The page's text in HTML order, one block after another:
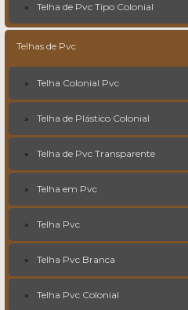
Telha de Pvc Tipo Colonial
Telhas de Pvc
Telha Colonial Pvc
Telha de Plástico Colonial
Telha de Pvc Transparente
Telha em Pvc
Telha Pvc
Telha Pvc Branca
Telha Pvc Colonial